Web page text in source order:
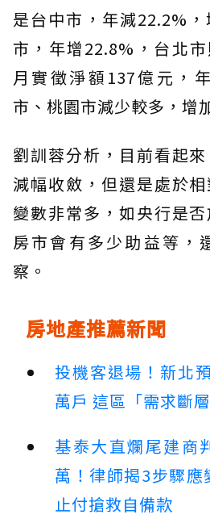
是台中市，年減22.2%
市，年增22.8%，台北
月實徵淨額137億元，
市、桃園市減少較多，增
劉訓蓉分析，目前看起
減幅收斂，但還是處於
變數非常多，如央行是
房市會有多少助益等，
察。
房地產推薦新聞
投機客退場！新北
萬戶 這區「需求斷
基泰大直爛尾建商
萬！律師揭3步驟
止付搶救自備款